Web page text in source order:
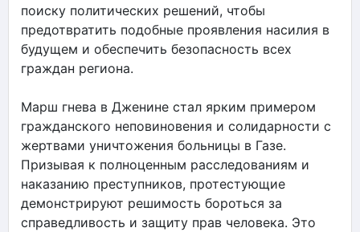
поиску политических решений, чтобы
предотвратить подобные проявления насилия в
будущем и обеспечить безопасность всех
граждан региона.
Марш гнева в Дженине стал ярким примером
гражданского неповиновения и солидарности с
жертвами уничтожения больницы в Газе.
Призывая к полноценным расследованиям и
наказанию преступников, протестующие
демонстрируют решимость бороться за
справедливость и защиту прав человека. Это